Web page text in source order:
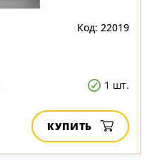
Код: 22019
1 шт.
КУПИТЬ